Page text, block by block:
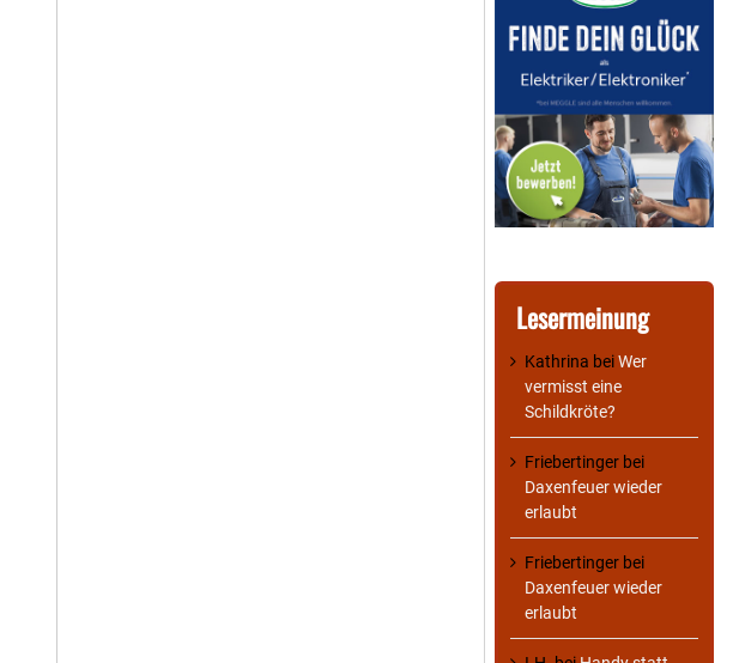
Lesermeinung
Kathrina beiWer
vermisst eine
Schildkröte?
Friebertinger bei
Daxenfeuer wieder
erlaubt
Friebertinger bei
Daxenfeuer wieder
erlaubt